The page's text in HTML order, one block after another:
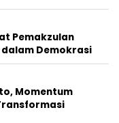
Pemakzulan
Demokrasi
Momentum